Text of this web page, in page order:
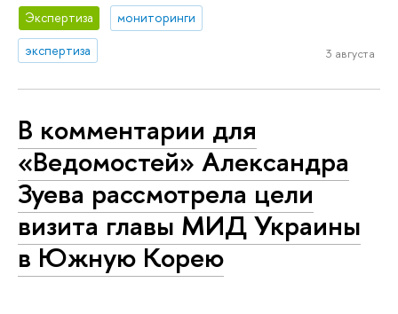
Экспертиза
мониторинги
экспертиза
3 августа
В комментарии для
«Ведомостей» Александра
Зуева рассмотрела цели
визита главы МИД Украины
в Южную Корею